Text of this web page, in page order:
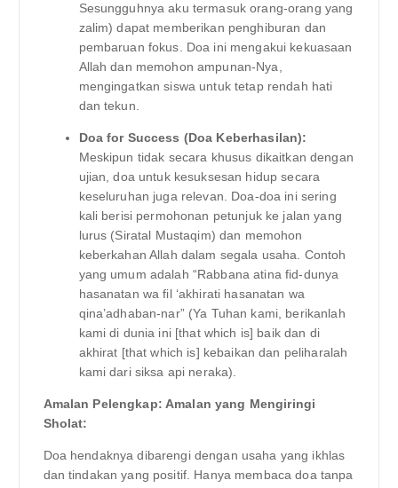
Sesungguhnya aku termasuk orang-orang yang
zalim) dapat memberikan penghiburan dan
pembaruan fokus. Doa ini mengakui kekuasaan
Allah dan memohon ampunan-Nya,
mengingatkan siswa untuk tetap rendah hati
dan tekun.
Doa for Success (Doa Keberhasilan):
Meskipun tidak secara khusus dikaitkan dengan
ujian, doa untuk kesuksesan hidup secara
keseluruhan juga relevan. Doa-doa ini sering
kali berisi permohonan petunjuk ke jalan yang
lurus (Siratal Mustaqim) dan memohon
keberkahan Allah dalam segala usaha. Contoh
yang umum adalah “Rabbana atina fid-dunya
hasanatan wa fil ‘akhirati hasanatan wa
qina’adhaban-nar” (Ya Tuhan kami, berikanlah
kami di dunia ini [that which is] baik dan di
akhirat [that which is] kebaikan dan peliharalah
kami dari siksa api neraka).
Amalan Pelengkap: Amalan yang Mengiringi
Sholat:
Doa hendaknya dibarengi dengan usaha yang ikhlas
dan tindakan yang positif. Hanya membaca doa tanpa